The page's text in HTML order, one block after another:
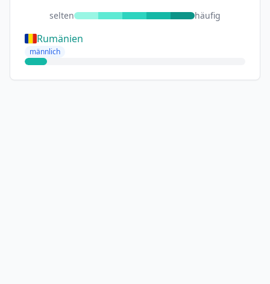
selten häufig
Rumänien
männlich